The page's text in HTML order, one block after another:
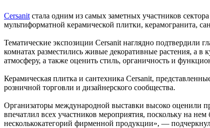
Cersanit стала одним из самых заметных участников
мультиформатной керамической плитки, керамогранита,
Тематические экспозиции Cersanit наглядно
комнатах разместились живые декоративные растения, а
атмосферу, а также оценить стиль, органичность и
Керамическая плитка и сантехника Cersanit,
розничной торговли и дизайнерского сообщества.
Организаторы международной выставки высоко оценили
впечатлил всех участников мероприятия, поскольку на
несколькокатегорий фирменной продукции», —